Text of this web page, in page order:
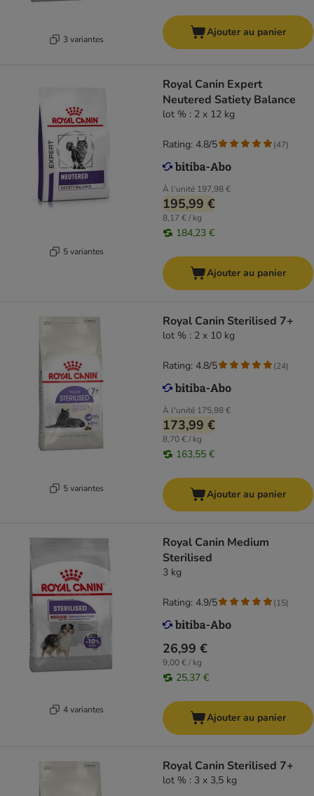
3 variantes
Ajouter au panier
5 variantes
Royal Canin Expert
Neutered Satiety Balance
lot % : 2 x 12 kg
À l'unité 197,98 €
195,99 €
8,17 € / kg
184,23 €
Rating: 4.8/5 (47)
Ajouter au panier
5 variantes
Royal Canin Sterilised 7+
lot % : 2 x 10 kg
À l'unité 175,98 €
173,99 €
8,70 € / kg
163,55 €
Rating: 4.8/5 (24)
Ajouter au panier
4 variantes
Royal Canin Medium
Sterilised
3 kg
26,99 €
9,00 € / kg
25,37 €
Rating: 4.9/5 (15)
Ajouter au panier
Royal Canin Sterilised 7+
lot % : 3 x 3,5 kg